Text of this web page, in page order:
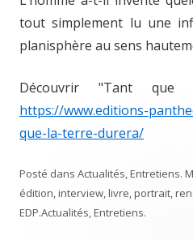
tout simplement lu une
planisphère au sens
Découvrir "Tant
https://www.editions-
que-la-terre-durera/
Posté dans Actualités,Entretiens.
édition,interview,livre,portrait,
EDP.Actualités,Entretiens.